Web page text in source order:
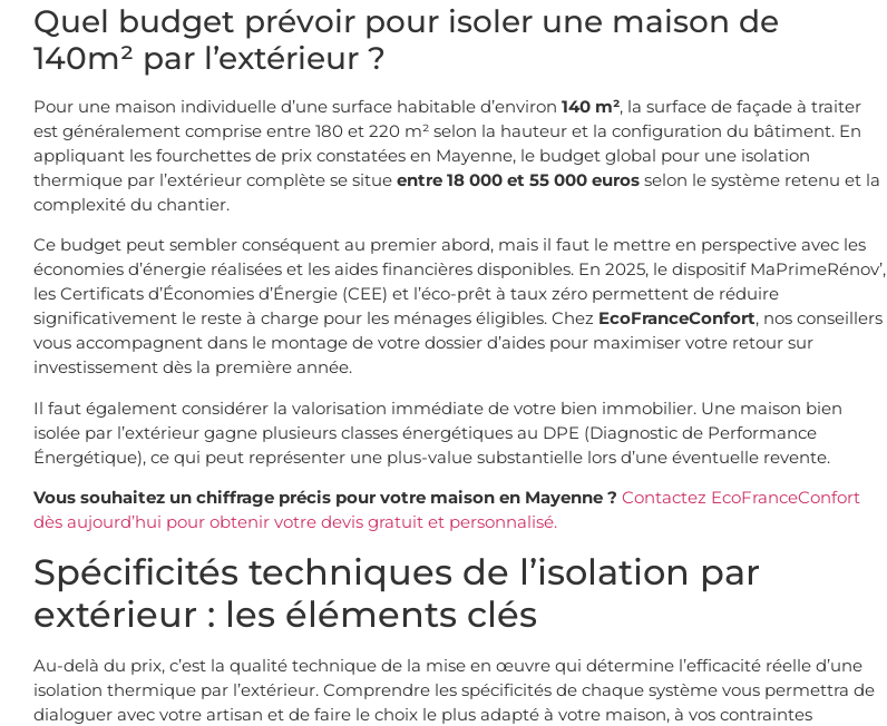
Quel budget prévoir pour isoler une maison de
140m² par l’extérieur ?
Pour une maison individuelle d’une surface habitable d’environ 140 m², la surface de façade à traiter
est généralement comprise entre 180 et 220 m² selon la hauteur et la configuration du bâtiment. En
appliquant les fourchettes de prix constatées en Mayenne, le budget global pour une isolation
thermique par l’extérieur complète se situe entre 18 000 et 55 000 euros selon le système retenu et la
complexité du chantier.
Ce budget peut sembler conséquent au premier abord, mais il faut le mettre en perspective avec les
économies d’énergie réalisées et les aides financières disponibles. En 2025, le dispositif MaPrimeRénov’,
les Certificats d’Économies d’Énergie (CEE) et l’éco-prêt à taux zéro permettent de réduire
significativement le reste à charge pour les ménages éligibles. Chez EcoFranceConfort, nos conseillers
vous accompagnent dans le montage de votre dossier d’aides pour maximiser votre retour sur
investissement dès la première année.
Il faut également considérer la valorisation immédiate de votre bien immobilier. Une maison bien
isolée par l’extérieur gagne plusieurs classes énergétiques au DPE (Diagnostic de Performance
Énergétique), ce qui peut représenter une plus-value substantielle lors d’une éventuelle revente.
Vous souhaitez un chiffrage précis pour votre maison en Mayenne ? Contactez EcoFranceConfort
dès aujourd’hui pour obtenir votre devis gratuit et personnalisé.
Spécificités techniques de l’isolation par
extérieur : les éléments clés
Au-delà du prix, c’est la qualité technique de la mise en œuvre qui détermine l’efficacité réelle d’une
isolation thermique par l’extérieur. Comprendre les spécificités de chaque système vous permettra de
dialoguer avec votre artisan et de faire le choix le plus adapté à votre maison, à vos contraintes